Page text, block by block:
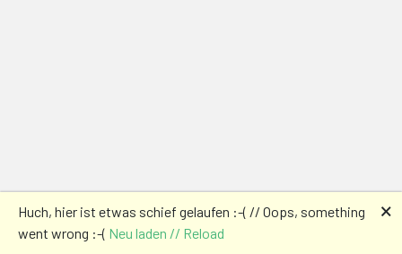
Huch, hier ist etwas schief gelaufen :-( // Oops, something
went wrong :-( Neu laden // Reload
🗙